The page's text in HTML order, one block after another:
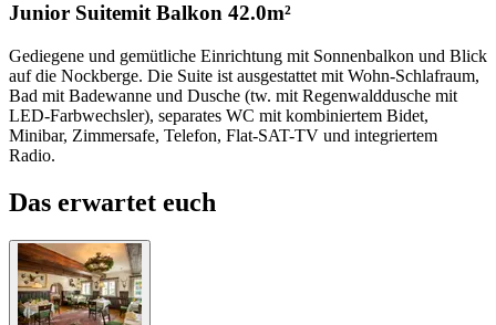
Junior Suitemit Balkon 42.0m²
Gediegene und gemütliche Einrichtung mit Sonnenbalkon und Blick
auf die Nockberge. Die Suite ist ausgestattet mit Wohn-Schlafraum,
Bad mit Badewanne und Dusche (tw. mit Regenwalddusche mit
LED-Farbwechsler), separates WC mit kombiniertem Bidet,
Minibar, Zimmersafe, Telefon, Flat-SAT-TV und integriertem
Radio.
Das erwartet euch